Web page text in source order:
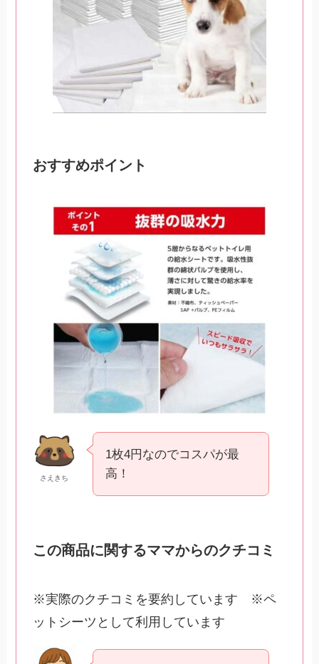
おすすめポイント
さえきち
1枚4円なのでコスパが最
高！
この商品に関するママからのクチコミ
※実際のクチコミを要約しています ※ペ
ットシーツとして利用しています